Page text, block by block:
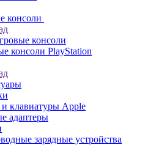
консоли
консоли
консоли PlayStation
клавиатуры Apple
адаптеры
зарядные устройства